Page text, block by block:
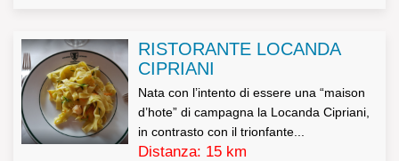
trattamento e determinerà le conseguenti decisioni
rapportate all’importanza dei dati richiesti rispetto alla
gestione del rapporto commerciale.
I dati potranno essere conosciuti solo dal nostro
RISTORANTE LOCANDA
CIPRIANI
Nata con l’intento di essere una “maison
d’hote” di campagna la Locanda Cipriani,
in contrasto con il trionfante...
Distanza: 15 km